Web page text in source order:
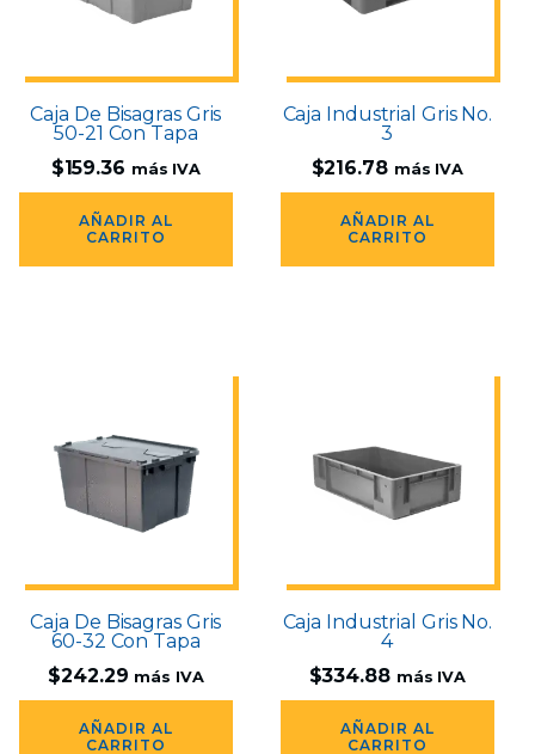
Caja De Bisagras Gris
50-21 Con Tapa
$159.36 más IVA
AÑADIR AL
CARRITO
Caja Industrial Gris No.
3
$216.78 más IVA
AÑADIR AL
CARRITO
Caja De Bisagras Gris
60-32 Con Tapa
$242.29 más IVA
AÑADIR AL
CARRITO
Caja Industrial Gris No.
4
$334.88 más IVA
AÑADIR AL
CARRITO